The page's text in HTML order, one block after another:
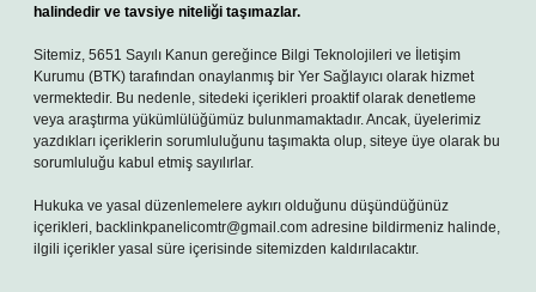
halindedir ve tavsiye niteliği taşımazlar.
Sitemiz, 5651 Sayılı Kanun gereğince Bilgi Teknolojileri ve İletişim
Kurumu (BTK) tarafından onaylanmış bir Yer Sağlayıcı olarak hizmet
vermektedir. Bu nedenle, sitedeki içerikleri proaktif olarak denetleme
veya araştırma yükümlülüğümüz bulunmamaktadır. Ancak, üyelerimiz
yazdıkları içeriklerin sorumluluğunu taşımakta olup, siteye üye olarak bu
sorumluluğu kabul etmiş sayılırlar.
Hukuka ve yasal düzenlemelere aykırı olduğunu düşündüğünüz
içerikleri, backlinkpanelicomtr@gmail.com adresine bildirmeniz halinde,
ilgili içerikler yasal süre içerisinde sitemizden kaldırılacaktır.